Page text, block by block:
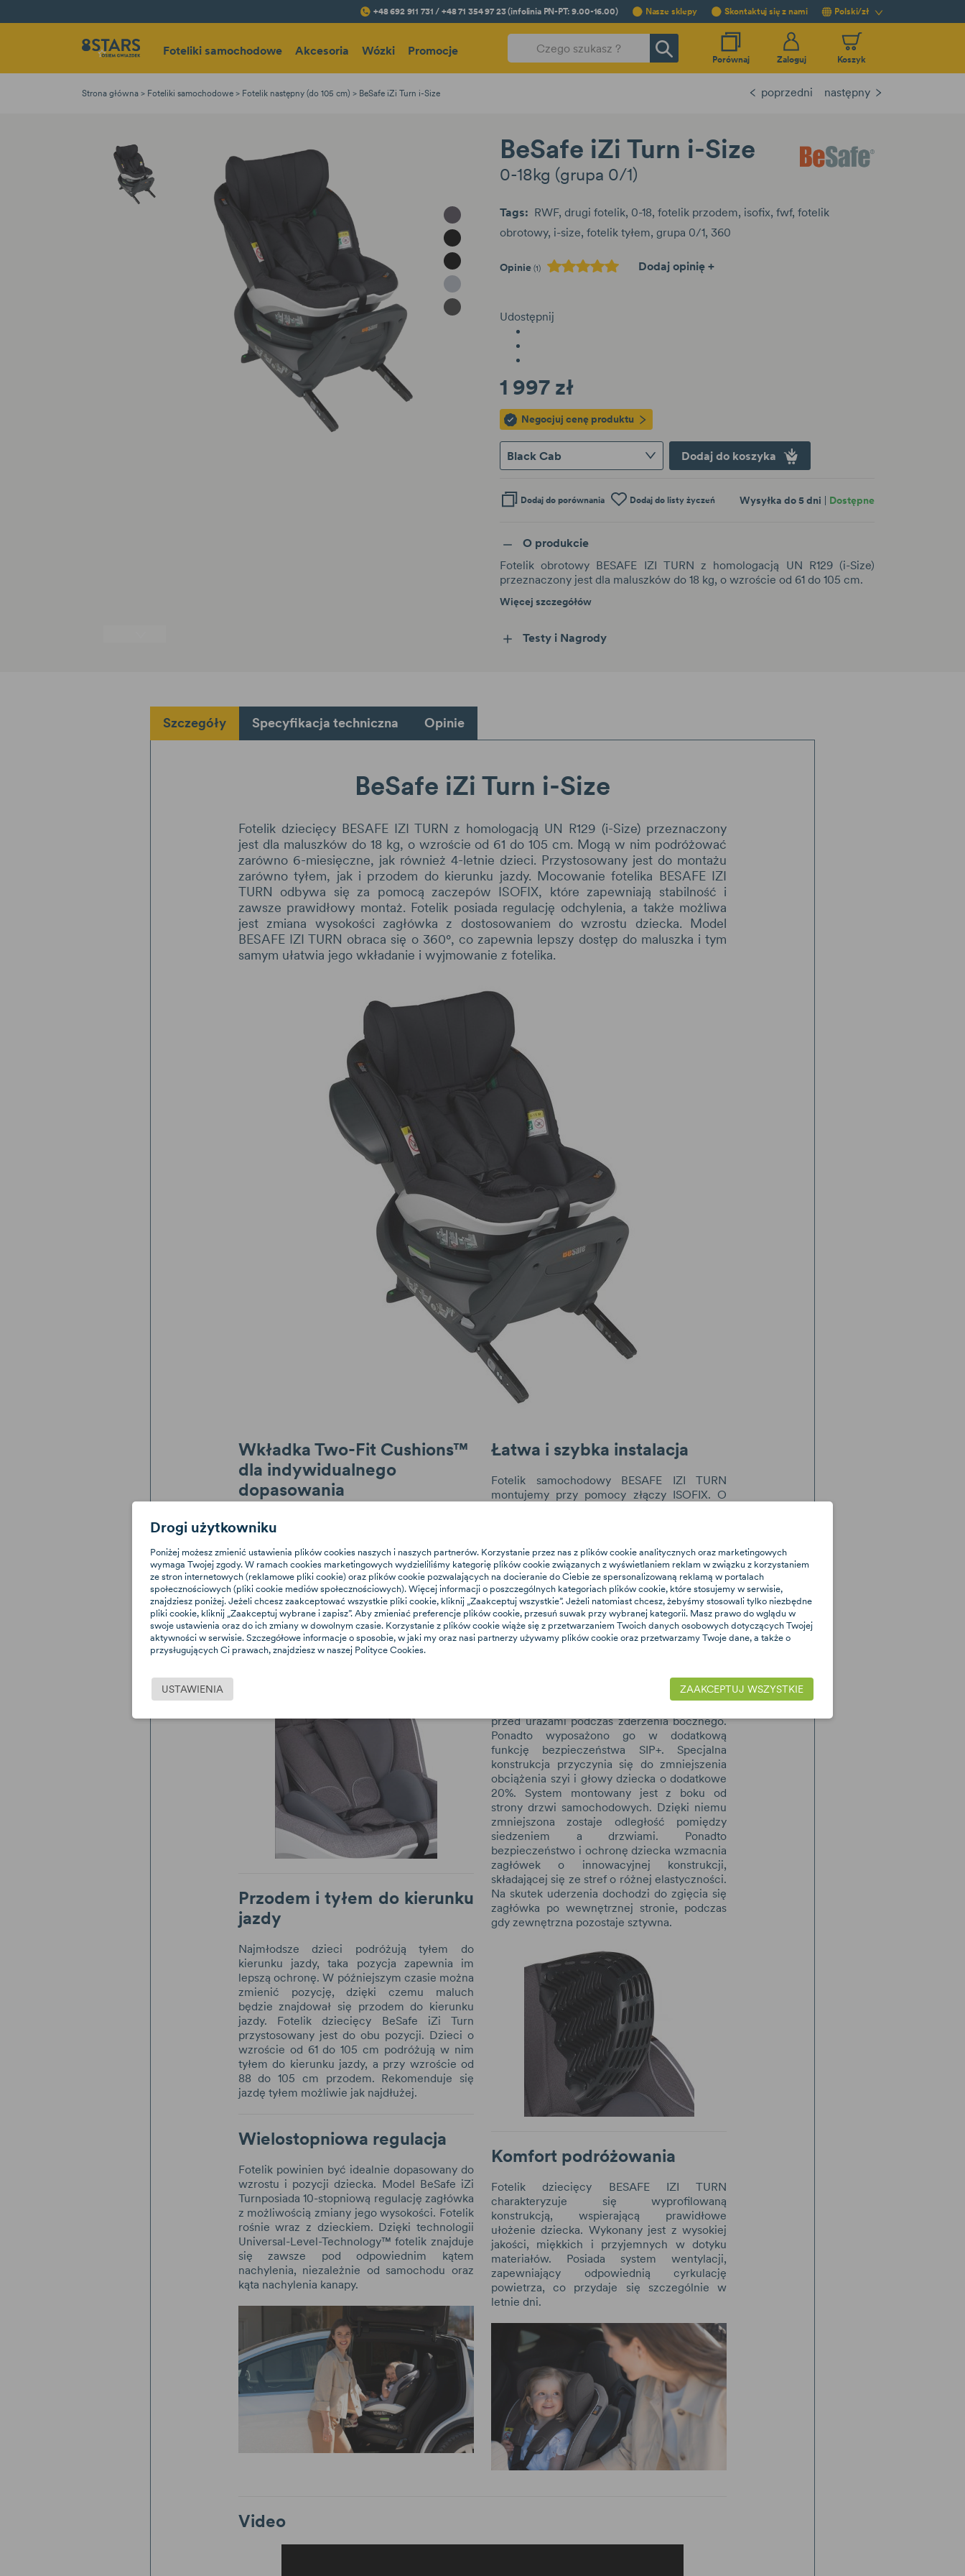
+48 692 911 731 / +48 71 354 97 23 (infolinia PN-PT: 9.00-16.00) Nasze sklepy Skontaktuj się z nami Polski/zł
Porównaj Zaloguj Koszyk
Foteliki samochodowe Akcesoria Wózki Promocje
Strona główna Foteliki samochodowe Fotelik następny (do 105 cm) BeSafe iZi Turn i-Size poprzedni następny
BeSafe iZi Turn i-Size
0-18kg (grupa 0/1)
Metallic Melange
Black Cab
Car Harmony
Peak Mesh
Antracyt Mesh
Tags: RWF drugi fotelik 0-18 fotelik przodem isofix fwf fotelik
obrotowy i-size fotelik tyłem grupa 0/1 360
Opinie (1) Dodaj opinię +
Udostępnij
1 997 zł
Negocjuj cenę produktu
Black Cab Dodaj do koszyka
Dodaj do porównania Dodaj do listy życzeń Wysyłka do 5 dni Dostępne
O produkcie
Fotelik obrotowy BESAFE IZI TURN z homologacją UN R129 (i-Size)
przeznaczony jest dla maluszków do 18 kg, o wzroście od 61 do 105 cm.
Więcej szczegółów
Testy i Nagrody
Szczegóły Specyfikacja techniczna Opinie
BeSafe iZi Turn i-Size
Fotelik dziecięcy BESAFE IZI TURN z homologacją UN R129 (i-Size) przeznaczony
jest dla maluszków do 18 kg, o wzroście od 61 do 105 cm. Mogą w nim podróżować
zarówno 6-miesięczne, jak również 4-letnie dzieci. Przystosowany jest do montażu
zarówno tyłem, jak i przodem do kierunku jazdy. Mocowanie fotelika BESAFE IZI
TURN odbywa się za pomocą zaczepów ISOFIX, które zapewniają stabilność i
zawsze prawidłowy montaż. Fotelik posiada regulację odchylenia, a także możliwa
jest zmiana wysokości zagłówka z dostosowaniem do wzrostu dziecka. Model
BESAFE IZI TURN obraca się o 360°, co zapewnia lepszy dostęp do maluszka i tym
samym ułatwia jego wkładanie i wyjmowanie z fotelika.
Wkładka Two-Fit Cushions™
dla indywidualnego
dopasowania
Fotelik posiada wkładkę wykonaną z miękkich
materiałów, która wyróżnia się specjalną
konstrukcją, zapewniającą stabilne ułożenie
maluszka oraz wysoki komfort podróżowania.
Wkładka wykonana jest z 2 elementów,
można je stosować razem lub pojedynczo w
zależności od wielkości dziecka. Powinno się
ją wyjąć, kiedy maluch jest w wieku ok. 2 lat.
Zdarza się jednak, że jest ona usuwana
wcześniej lub później, co zależy od
Przodem i tyłem do kierunku
jazdy
Najmłodsze dzieci podróżują tyłem do
kierunku jazdy, taka pozycja zapewnia im
lepszą ochronę. W późniejszym czasie można
zmienić pozycję, dzięki czemu maluch
będzie znajdował się przodem do kierunku
jazdy. Fotelik dziecięcy BeSafe iZi Turn
przystosowany jest do obu pozycji. Dzieci o
wzroście od 61 do 105 cm podróżują w nim
tyłem do kierunku jazdy, a przy wzroście od
88 do 105 cm przodem. Rekomenduje się
jazdę tyłem możliwie jak najdłużej.
Wielostopniowa regulacja
Fotelik powinien być idealnie dopasowany do
wzrostu i pozycji dziecka. Model BeSafe iZi
Turnposiada 10-stopniową regulację zagłówka
z możliwością zmiany jego wysokości. Fotelik
rośnie wraz z dzieckiem. Dzięki technologii
Universal-Level-Technology™ fotelik znajduje
się zawsze pod odpowiednim kątem
nachylenia, niezależnie od samochodu oraz
kąta nachylenia kanapy.
Łatwa i szybka instalacja
Fotelik samochodowy BESAFE IZI TURN
montujemy przy pomocy złączy ISOFIX. O
samochodzie. Wkładanie i wyjmowanie
dziecka jest łatwiejsze dzięki systemowi
magnesów Magnetic Belt Assistants™ oraz
funkcji obrotu o 360°.
Innowacyjne wsparcie dla
W obudowie fotelika znajduje się wbudowana
przed urazami podczas zderzenia bocznego.
Ponadto wyposażono go w dodatkową
funkcję bezpieczeństwa SIP+. Specjalna
konstrukcja przyczynia się do zmniejszenia
obciążenia szyi i głowy dziecka o dodatkowe
20%. System montowany jest z boku od
strony drzwi samochodowych. Dzięki niemu
zmniejszona zostaje odległość pomiędzy
siedzeniem a drzwiami. Ponadto
bezpieczeństwo i ochronę dziecka wzmacnia
zagłówek o innowacyjnej konstrukcji,
składającej się ze stref o różnej elastyczności.
Na skutek uderzenia dochodzi do zgięcia się
zagłówka po wewnętrznej stronie, podczas
gdy zewnętrzna pozostaje sztywna.
Komfort podróżowania
Fotelik dziecięcy BESAFE IZI TURN
charakteryzuje się wyprofilowaną
konstrukcją, wspierającą prawidłowe
ułożenie dziecka. Wykonany jest z wysokiej
jakości, miękkich i przyjemnych w dotyku
materiałów. Posiada system wentylacji,
zapewniający odpowiednią cyrkulację
powietrza, co przydaje się szczególnie w
letnie dni.
Video
Drogi użytkowniku
Poniżej możesz zmienić ustawienia plików cookies naszych i naszych partnerów. Korzystanie przez nas z plików cookie analitycznych oraz marketingowych
wymaga Twojej zgody. W ramach cookies marketingowych wydzieliliśmy kategorię plików cookie związanych z wyświetlaniem reklam w związku z korzystaniem
ze stron internetowych (reklamowe pliki cookie) oraz plików cookie pozwalających na docieranie do Ciebie ze spersonalizowaną reklamą w portalach
społecznościowych (pliki cookie mediów społecznościowych). Więcej informacji o poszczególnych kategoriach plików cookie, które stosujemy w serwisie,
znajdziesz poniżej. Jeżeli chcesz zaakceptować wszystkie pliki cookie, kliknij „Zaakceptuj wszystkie”. Jeżeli natomiast chcesz, żebyśmy stosowali tylko niezbędne
pliki cookie, kliknij „Zaakceptuj wybrane i zapisz”. Aby zmieniać preferencje plików cookie, przesuń suwak przy wybranej kategorii. Masz prawo do wglądu w
swoje ustawienia oraz do ich zmiany w dowolnym czasie. Korzystanie z plików cookie wiąże się z przetwarzaniem Twoich danych osobowych dotyczących Twojej
aktywności w serwisie. Szczegółowe informacje o sposobie, w jaki my oraz nasi partnerzy używamy plików cookie oraz przetwarzamy Twoje dane, a także o
przysługujących Ci prawach, znajdziesz w naszej Polityce Cookies.
USTAWIENIA ZAAKCEPTUJ WSZYSTKIE